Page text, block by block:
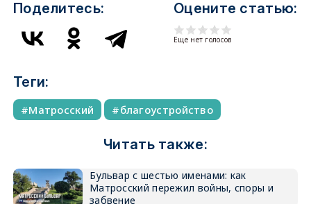
Поделитесь: Оцените статью:
Еще нет голосов
Теги:
Матросский благоустройство
Читать также:
Бульвар с шестью именами: как
Матросский пережил войны, споры и
забвение